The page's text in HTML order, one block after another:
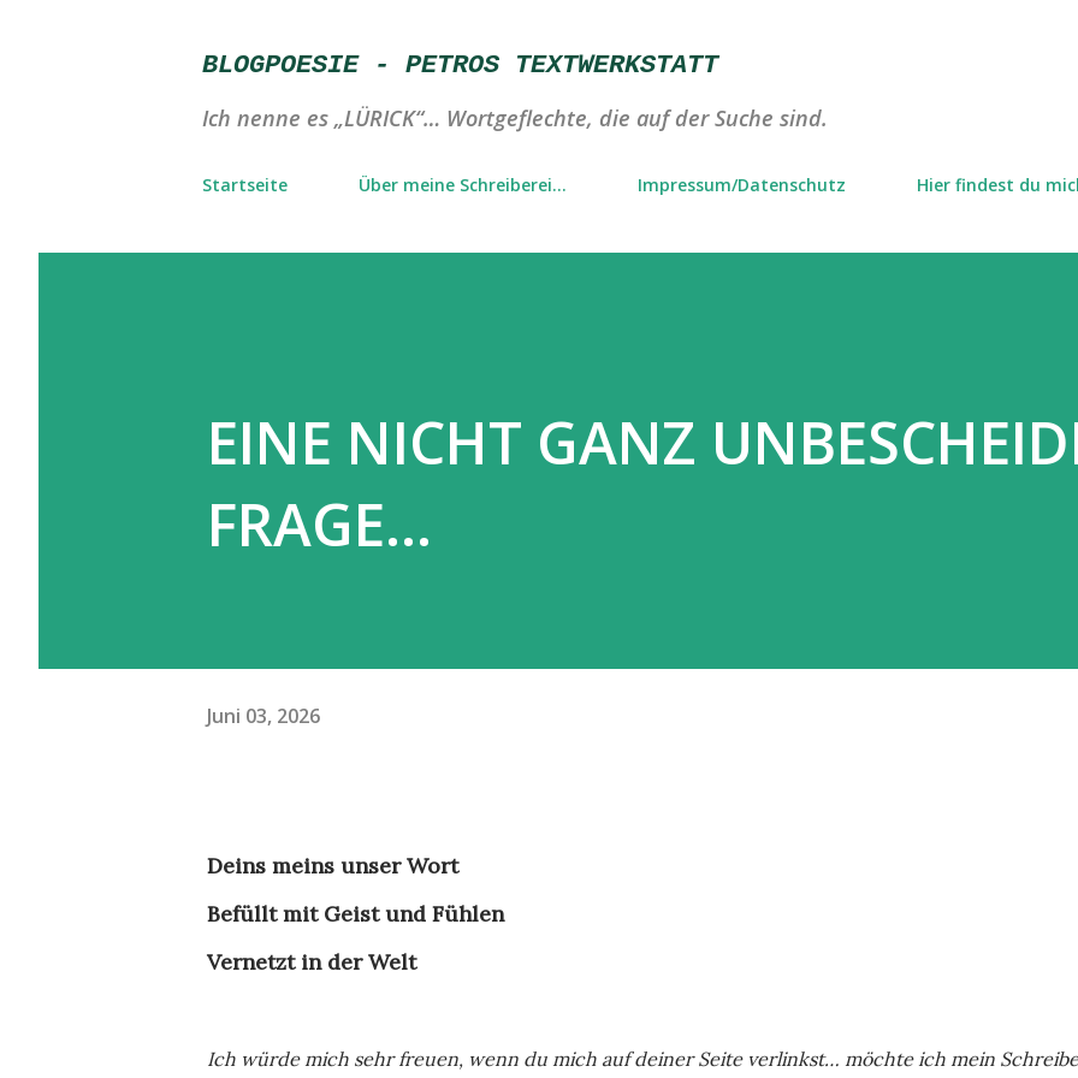
BLOGPOESIE - PETROS TEXTWERKSTATT
Ich nenne es „LÜRICK“… Wortgeflechte, die auf der Suche sind.
Startseite Über meine Schreiberei... Impressum/Datenschutz Hier findest du
EINE NICHT GANZ
FRAGE…
Juni 03, 2026
Deins meins unser Wort
Befüllt mit Geist und Fühlen
Vernetzt in der Welt
Ich würde mich sehr freuen, wenn du mich auf deiner Seite verlinkst… möchte ich mein